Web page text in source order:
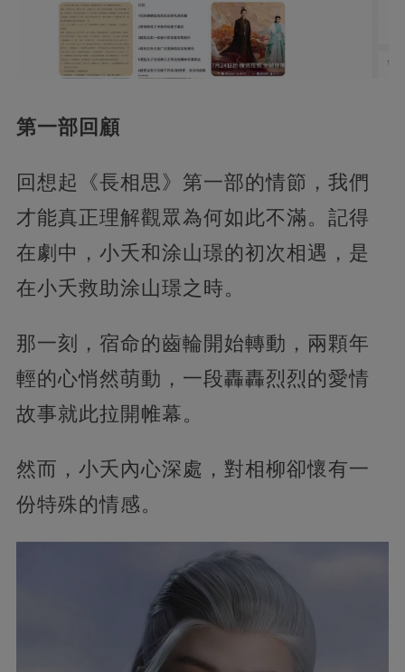
第一部回顧
回想起《長相思》第一部的情節，我們
才能真正理解觀眾為何如此不滿。記得
在劇中，小夭和涂山璟的初次相遇，是
在小夭救助涂山璟之時。
那一刻，宿命的齒輪開始轉動，兩顆年
輕的心悄然萌動，一段轟轟烈烈的愛情
故事就此拉開帷幕。
然而，小夭內心深處，對相柳卻懷有一
份特殊的情感。